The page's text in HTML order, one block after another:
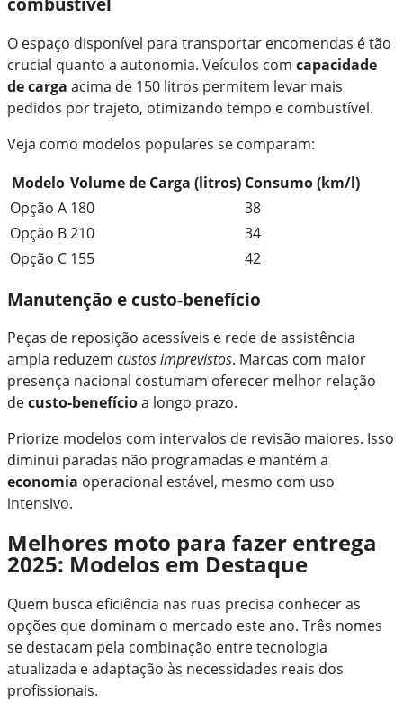
O espaço disponível para transportar encomendas é tão
crucial quanto a autonomia. Veículos com capacidade
de carga acima de 150 litros permitem levar mais
pedidos por trajeto, otimizando tempo e combustível.
Veja como modelos populares se comparam:
Modelo Volume de Carga (litros) Consumo (km/l)
Opção A 180
38
Opção B210
34
Opção C 155 42
Manutenção e custo-benefício
Peças de reposição acessíveis e rede de assistência
ampla reduzem custos imprevistos. Marcas com maior
presença nacional costumam oferecer melhor relação
decusto-benefícioa longo prazo.
Priorize modelos com intervalos de revisão maiores. Isso
diminui paradas não programadas e mantém a
economia operacional estável, mesmo com uso
intensivo.
Melhores moto para fazer entrega
2025: Modelos em Destaque
Quem busca eficiência nas ruas precisa conhecer as
opções que dominam o mercado este ano. Três nomes
se destacam pela combinação entre tecnologia
atualizada e adaptação às necessidades reais dos
profissionais.